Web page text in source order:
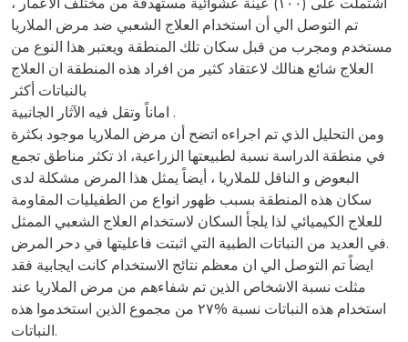
تم التوصل الي أن استخدام العلاج الشعبي ضد مرض الملاريا
مستخدم ومجرب من قبل سكان تلك المنطقة ويعتبر هذا النوع من
العلاج شائع هنالك لاعتقاد كثير من افراد هذه المنطقة ان العلاج
بالنباتات أكثر
اماناً وتقل فيه الآثار الجانبية .
ومن التحليل الذي تم اجراءه اتضح أن مرض الملاريا موجود بكثرة
في منطقة الدراسة نسبة لطبيعتها الزراعية، اذ تكثر مناطق تجمع
البعوض و الناقل للملاريا ، أيضاً يمثل هذا المرض مشكلة لدى
سكان هذه المنطقة بسبب ظهور انواع من الطفيليات المقاومة
للعلاج الكيميائي لذا يلجأ السكان لاستخدام العلاج الشعبي الممثل
في العديد من النباتات الطبية التي اثبتت فاعليتها في دحر المرض.
ايضاً تم التوصل الي ان معظم نتائج الاستخدام كانت ايجابية فقد
مثلت نسبة الاشخاص الذين تم شفاءهم من مرض الملاريا عند
استخدام هذه النباتات نسبة %۲۷ من مجموع الذين استخدموا هذه
النباتات.